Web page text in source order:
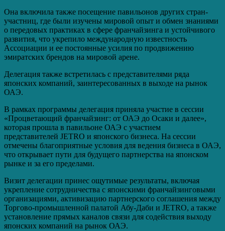
Она включила также посещение павильонов других стран-
участниц, где были изучены мировой опыт и обмен знаниями
о передовых практиках в сфере франчайзинга и устойчивого
развития, что укрепило международную известность
Ассоциации и ее постоянные усилия по продвижению
эмиратских брендов на мировой арене.
Делегация также встретилась с представителями ряда
японских компаний, заинтересованных в выходе на рынок
ОАЭ.
В рамках программы делегация приняла участие в сессии
«Процветающий франчайзинг: от ОАЭ до Осаки и далее»,
которая прошла в павильоне ОАЭ с участием
представителей JETRO и японского бизнеса. На сессии
отмечены благоприятные условия для ведения бизнеса в ОАЭ,
что открывает пути для будущего партнерства на японском
рынке и за его пределами.
Визит делегации принес ощутимые результаты, включая
укрепление сотрудничества с японскими франчайзинговыми
организациями, активизацию партнерского соглашения между
Торгово-промышленной палатой Абу-Даби и JETRO, а также
установление прямых каналов связи для содействия выходу
японских компаний на рынок ОАЭ.